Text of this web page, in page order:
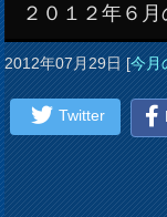
２０１２年６
2012年07月29日[今月
Twitter